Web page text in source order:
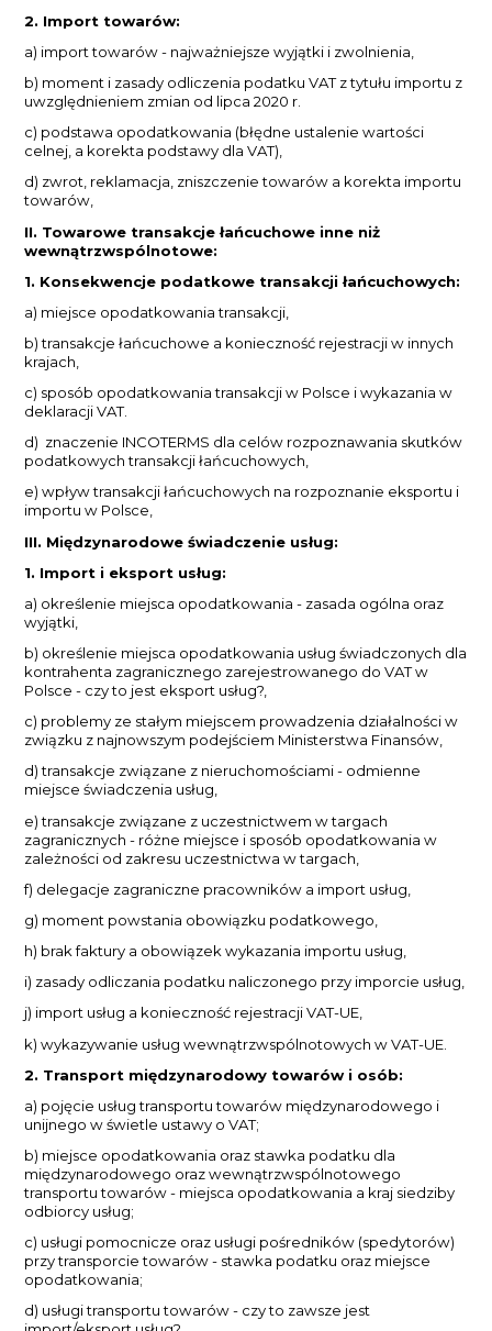
2. Import towarów:
a) import towarów - najważniejsze wyjątki i zwolnienia,
b) moment i zasady odliczenia podatku VAT z tytułu importu z
uwzględnieniem zmian od lipca 2020 r.
c) podstawa opodatkowania (błędne ustalenie wartości
celnej, a korekta podstawy dla VAT),
d) zwrot, reklamacja, zniszczenie towarów a korekta importu
towarów,
II. Towarowe transakcje łańcuchowe inne niż
wewnątrzwspólnotowe:
1. Konsekwencje podatkowe transakcji łańcuchowych:
a) miejsce opodatkowania transakcji,
b) transakcje łańcuchowe a konieczność rejestracji w innych
krajach,
c) sposób opodatkowania transakcji w Polsce i wykazania w
deklaracji VAT.
d) znaczenie INCOTERMS dla celów rozpoznawania skutków
podatkowych transakcji łańcuchowych,
e) wpływ transakcji łańcuchowych na rozpoznanie eksportu i
importu w Polsce,
III. Międzynarodowe świadczenie usług:
1. Import i eksport usług:
a) określenie miejsca opodatkowania - zasada ogólna oraz
wyjątki,
b) określenie miejsca opodatkowania usług świadczonych dla
kontrahenta zagranicznego zarejestrowanego do VAT w
Polsce - czy to jest eksport usług?,
c) problemy ze stałym miejscem prowadzenia działalności w
związku z najnowszym podejściem Ministerstwa Finansów,
d) transakcje związane z nieruchomościami - odmienne
miejsce świadczenia usług,
e) transakcje związane z uczestnictwem w targach
zagranicznych - różne miejsce i sposób opodatkowania w
zależności od zakresu uczestnictwa w targach,
f) delegacje zagraniczne pracowników a import usług,
g) moment powstania obowiązku podatkowego,
h) brak faktury a obowiązek wykazania importu usług,
i) zasady odliczania podatku naliczonego przy imporcie usług,
j) import usług a konieczność rejestracji VAT-UE,
k) wykazywanie usług wewnątrzwspólnotowych w VAT-UE.
2. Transport międzynarodowy towarów i osób:
a) pojęcie usług transportu towarów międzynarodowego i
unijnego w świetle ustawy o VAT;
b) miejsce opodatkowania oraz stawka podatku dla
międzynarodowego oraz wewnątrzwspólnotowego
transportu towarów - miejsca opodatkowania a kraj siedziby
odbiorcy usług;
c) usługi pomocnicze oraz usługi pośredników (spedytorów)
przy transporcie towarów - stawka podatku oraz miejsce
opodatkowania;
d) usługi transportu towarów - czy to zawsze jest